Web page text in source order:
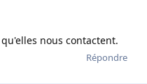
nous contactent.
Répondre